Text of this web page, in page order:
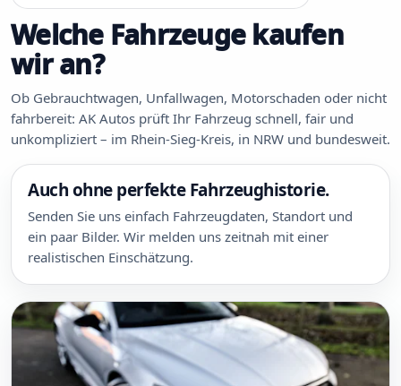
Welche Fahrzeuge kaufen
wir an?
Ob Gebrauchtwagen, Unfallwagen, Motorschaden oder nicht
fahrbereit: AK Autos prüft Ihr Fahrzeug schnell, fair und
unkompliziert – im Rhein-Sieg-Kreis, in NRW und bundesweit.
Auch ohne perfekte Fahrzeughistorie.
Senden Sie uns einfach Fahrzeugdaten, Standort und
ein paar Bilder. Wir melden uns zeitnah mit einer
realistischen Einschätzung.